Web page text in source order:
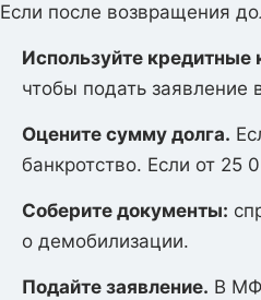
Если после возвращения
Используйте кредитные
чтобы подать заявление
Оцените сумму долга.
банкротство. Если от
Соберите документы:
о демобилизации.
Подайте заявление. В